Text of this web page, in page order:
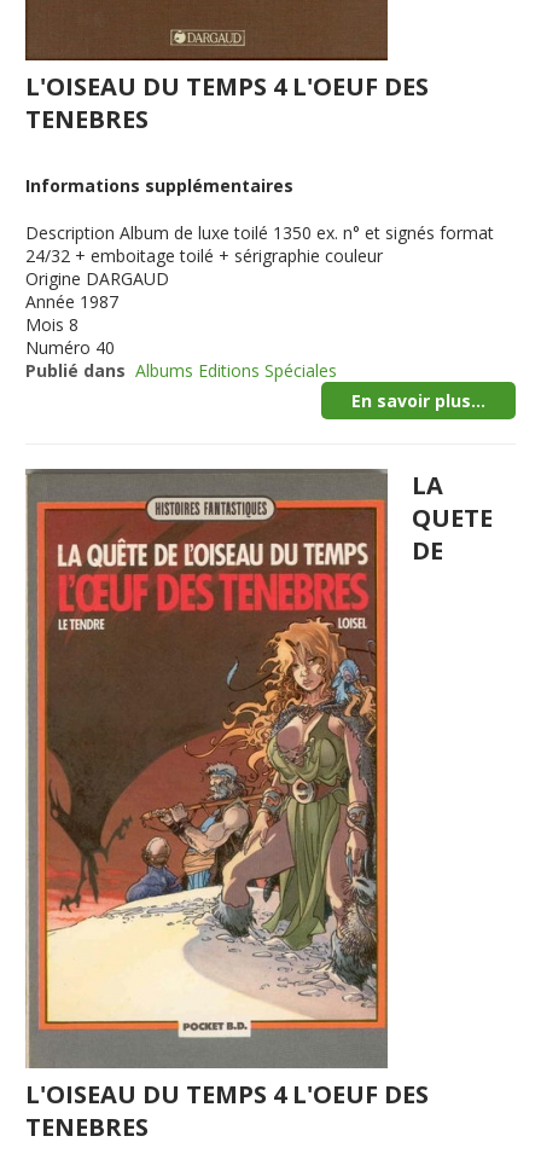
L'OISEAU DU TEMPS 4 L'OEUF DES
TENEBRES
Informations supplémentaires
Description Album de luxe toilé 1350 ex. n° et signés format
24/32 + emboitage toilé + sérigraphie couleur
Origine DARGAUD
Année 1987
Mois 8
Numéro 40
Publié dans Albums Editions Spéciales
En savoir plus...
LA
QUETE
DE
L'OISEAU DU TEMPS 4 L'OEUF DES
TENEBRES